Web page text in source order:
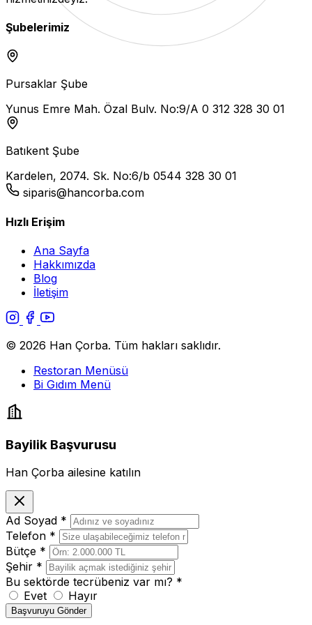
Şubelerimiz
Pursaklar Şube
Yunus Emre Mah. Özal Bulv. No:9/A 0 312 328 30 01
Batıkent Şube
Kardelen, 2074. Sk. No:6/b 0544 328 30 01
siparis@hancorba.com
Hızlı Erişim
Ana Sayfa
Hakkımızda
Blog
İletişim
© 2026 Han Çorba. Tüm hakları saklıdır.
Restoran Menüsü
Bi Gıdım Menü
Bayilik Başvurusu
Han Çorba ailesine katılın
Ad Soyad *
Telefon *
Bütçe *
Şehir *
Bu sektörde tecrübeniz var mı? *
Evet
Hayır
Başvuruyu Gönder